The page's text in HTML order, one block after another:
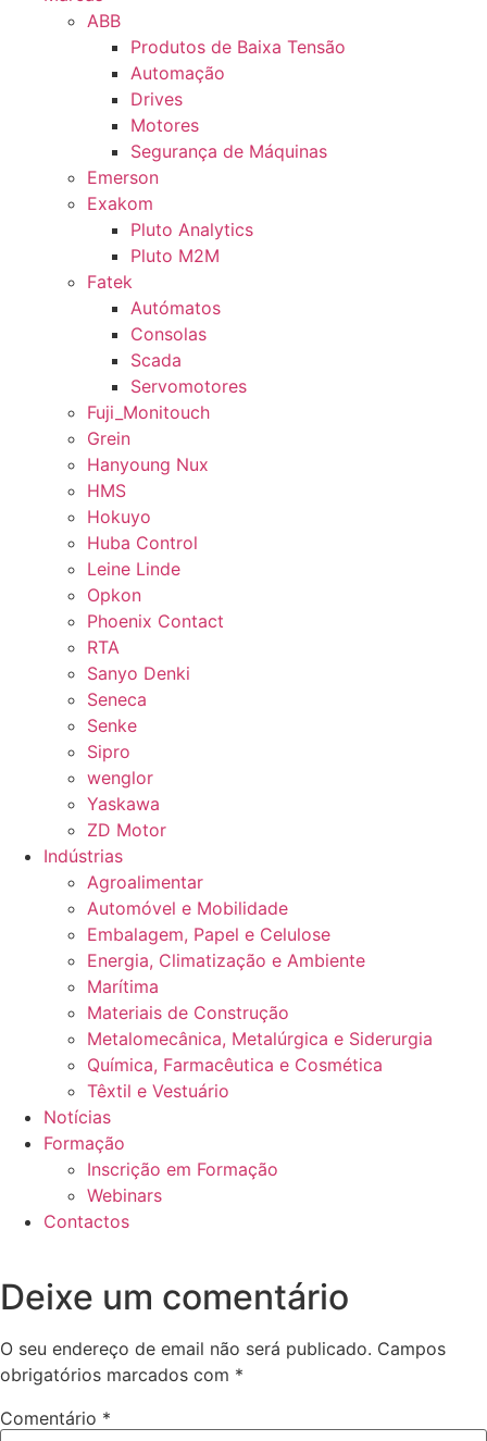
ABB
Produtos de Baixa Tensão
Automação
Drives
Motores
Segurança de Máquinas
Emerson
Exakom
Pluto Analytics
Pluto M2M
Fatek
Autómatos
Consolas
Scada
Servomotores
Fuji_Monitouch
Grein
Hanyoung Nux
HMS
Hokuyo
Huba Control
Leine Linde
Opkon
Phoenix Contact
RTA
Sanyo Denki
Seneca
Senke
Sipro
wenglor
Yaskawa
ZD Motor
Indústrias
Agroalimentar
Automóvel e Mobilidade
Embalagem, Papel e Celulose
Energia, Climatização e Ambiente
Marítima
Materiais de Construção
Metalomecânica, Metalúrgica e Siderurgia
Química, Farmacêutica e Cosmética
Têxtil e Vestuário
Notícias
Formação
Inscrição em Formação
Webinars
Contactos
Deixe um comentário
O seu endereço de email não será publicado. Campos
obrigatórios marcados com *
Comentário *